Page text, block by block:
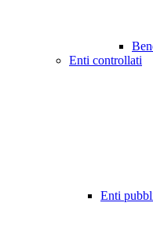
Enti controllati
Enti